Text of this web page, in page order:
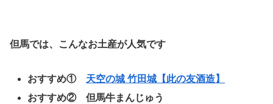
但馬では、こんなお土産が人気です
おすすめ① 天空の城 竹田城【此の友酒造】
おすすめ② 但馬牛まんじゅう